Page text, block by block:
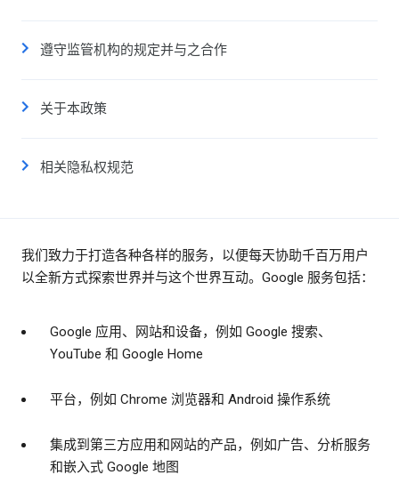
遵守监管机构的规定并与之合作
关于本政策
相关隐私权规范
我们致力于打造各种各样的服务，以便每天协助千百万用户
以全新方式探索世界并与这个世界互动。Google 服务包括：
Google 应用、网站和设备，例如 Google 搜索、
YouTube 和 Google Home
平台，例如 Chrome 浏览器和 Android 操作系统
集成到第三方应用和网站的产品，例如广告、分析服务
和嵌入式 Google 地图